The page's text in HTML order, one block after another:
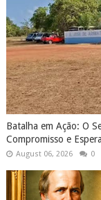
Batalha em Ação: O
Compromisso e
August 06, 2026 0